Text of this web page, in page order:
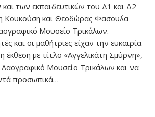
των εκπαιδευτικών του Δ1 και Δ2
Κουκούση και Θεοδώρας Φασου΄λα
Μουσείο Τρικάλων.
και οι μαθήτριες είχαν την ευκαιρία
με τίτλο «Αγγελικάτη Σμύρνη»,
Μουσείο Τρικάλων και να
προσωπικά…